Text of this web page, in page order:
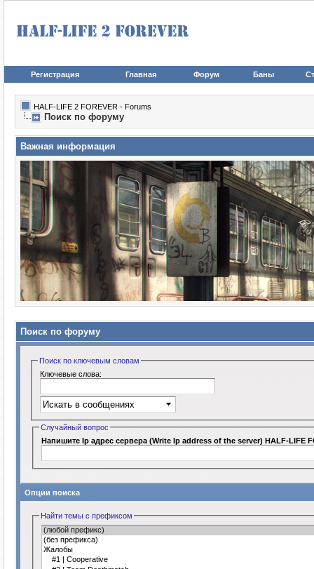
Регистрация Главная Форум Баны
HALF-LIFE 2 FOREVER - Forums
Поиск по форуму
Важная информация
Поиск по форуму
Поиск по ключевым словам
Ключевые слова:
Случайный вопрос
Напишите Ip адрес сервера (Write Ip address of the server) HALF-LIFE
Опции поиска
Найти темы с префиксом